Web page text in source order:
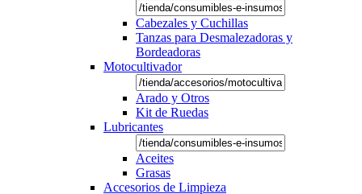
Cabezales y Cuchillas
Tanzas para Desmalezadoras y
Bordeadoras
Motocultivador
Arado y Otros
Kit de Ruedas
Lubricantes
Aceites
Grasas
Accesorios de Limpieza